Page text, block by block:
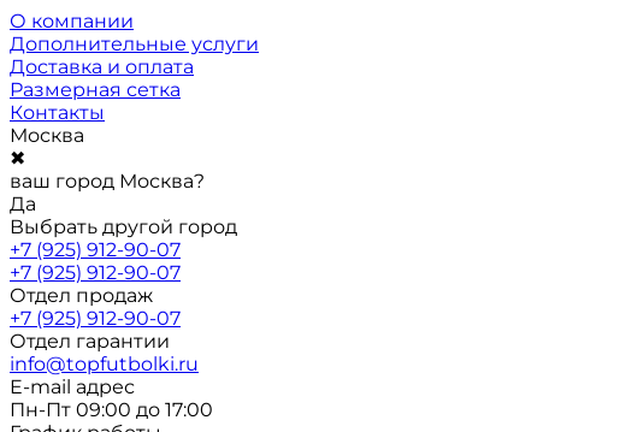
О компании
Дополнительные услуги
Доставка и оплата
Размерная сетка
Контакты
Москва
✖
ваш город Москва?
Да
Выбрать другой город
+7 (925) 912-90-07
+7 (925) 912-90-07
Отдел продаж
+7 (925) 912-90-07
Отдел гарантии
info@topfutbolki.ru
E-mail адрес
Пн-Пт 09:00 до 17:00